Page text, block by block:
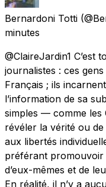
Bernardoni Totti
minutes
@ClaireJardin1 C’est
journalistes : ces
Français ; ils
l’information de sa
simples — comme les
révéler la vérité ou
aux libertés
préférant promouvoir
d’eux-mêmes et de
En réalité, il n’y a